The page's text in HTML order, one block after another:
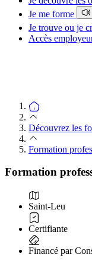
Je me forme
Je trouve ou je
Accès
Découvrez les
Formation
Formation
Saint-Leu
Certifiante
Financé par